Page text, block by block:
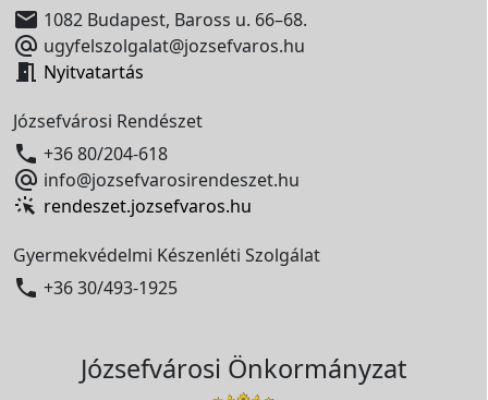
 1082 Budapest, Baross u. 66–68.
 ugyfelszolgalat@jozsefvaros.hu
 Nyitvatartás
Józsefvárosi Rendészet
 +36 80/204-618
 info@jozsefvarosirendeszet.hu
rendeszet.jozsefvaros.hu
Gyermekvédelmi Készenléti Szolgálat
 +36 30/493-1925
Józsefvárosi Önkormányzat